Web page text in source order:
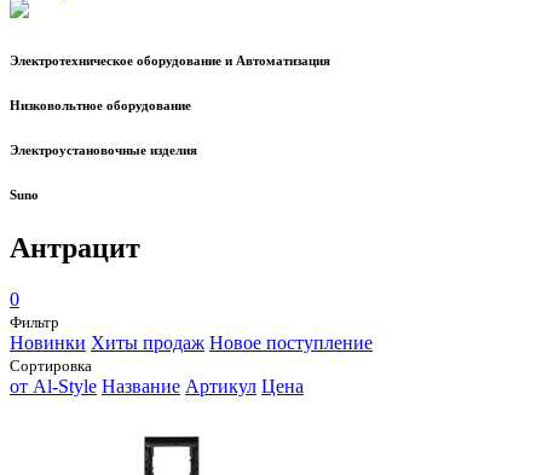
Электротехническое оборудование и Автоматизация
Низковольтное оборудование
Электроустановочные изделия
Suno
Антрацит
0
Фильтр
Новинки Хиты продаж Новое поступление
Сортировка
от Al-Style Название Артикул Цена